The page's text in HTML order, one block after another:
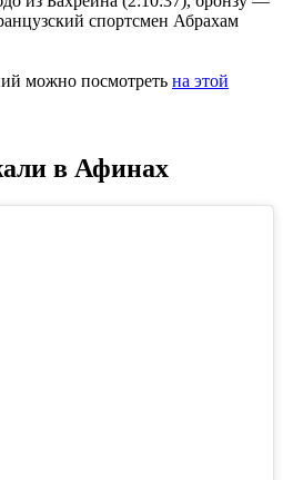
спортсмен Абрахам
можно посмотреть на этой
в Афинах